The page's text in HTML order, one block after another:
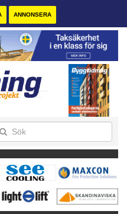
ANNONSERA